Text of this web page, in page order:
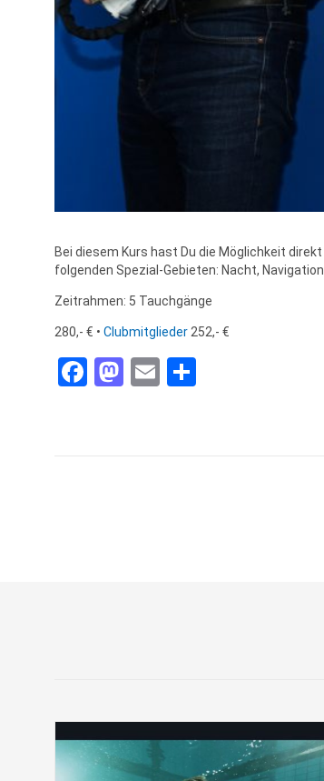
Bei diesem Kurs hast Du die Möglichkeit
folgenden Spezial-Gebieten: Nacht,
Zeitrahmen: 5 Tauchgänge
280,- € • Clubmitglieder252,- €
Facebook
Mastodon
Email